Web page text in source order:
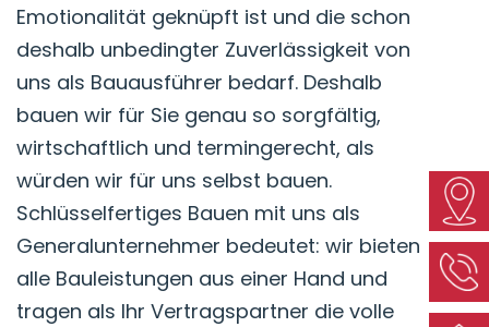
Emotionalität geknüpft ist und die schon
deshalb unbedingter Zuverlässigkeit von
uns als Bauausführer bedarf. Deshalb
bauen wir für Sie genau so sorgfältig,
wirtschaftlich und termingerecht, als
würden wir für uns selbst bauen.
Schlüsselfertiges Bauen mit uns als
Generalunternehmer bedeutet: wir bieten
alle Bauleistungen aus einer Hand und
tragen als Ihr Vertragspartner die volle